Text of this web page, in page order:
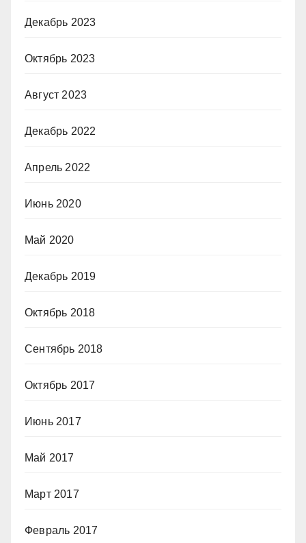
Декабрь 2023
Октябрь 2023
Август 2023
Декабрь 2022
Апрель 2022
Июнь 2020
Май 2020
Декабрь 2019
Октябрь 2018
Сентябрь 2018
Октябрь 2017
Июнь 2017
Май 2017
Март 2017
Февраль 2017